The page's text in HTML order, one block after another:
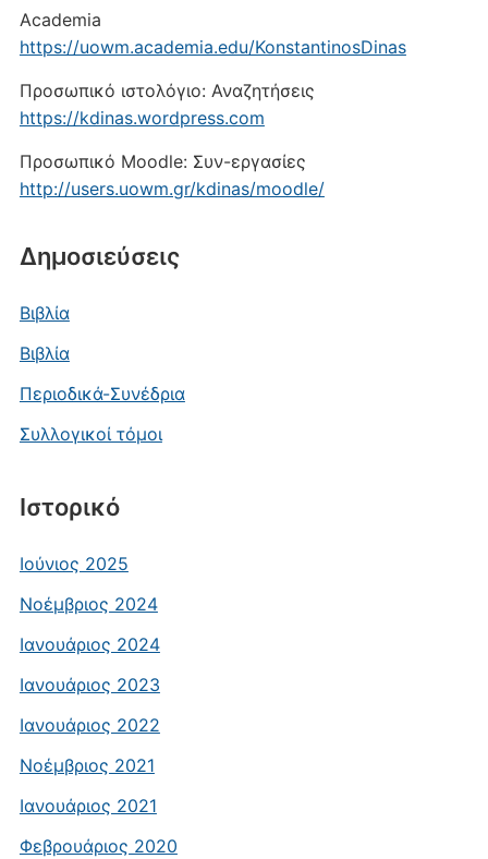
Academia
https://uowm.academia.edu/KonstantinosDinas
Προσωπικό ιστολόγιο: Αναζητήσεις
https://kdinas.wordpress.com
Προσωπικό Moodle: Συν-εργασίες
http://users.uowm.gr/kdinas/moodle/
Δημοσιεύσεις
Βιβλία
Βιβλία
Περιοδικά-Συνέδρια
Συλλογικοί τόμοι
Ιστορικό
Ιούνιος 2025
Νοέμβριος 2024
Ιανουάριος 2024
Ιανουάριος 2023
Ιανουάριος 2022
Νοέμβριος 2021
Ιανουάριος 2021
Φεβρουάριος 2020